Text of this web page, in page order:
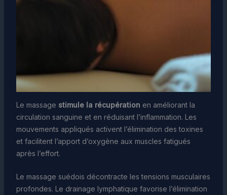
Le massage stimule la récupération en améliorant la
circulation sanguine et en réduisant l’inflammation. Les
mouvements appliqués activent l’élimination des toxines
et facilitent l’apport d’oxygène aux muscles fatigués
après l’effort.
Le massage suédois décontracte les tensions musculaires
profondes. Le drainage lymphatique favorise l’élimination